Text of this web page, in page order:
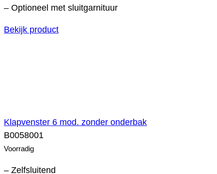
– Optioneel met sluitgarnituur
Bekijk product
Klapvenster 6 mod. zonder onderbak
B0058001
Voorradig
– Zelfsluitend